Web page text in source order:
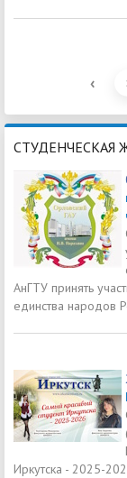
‹
СТУДЕНЧЕСКАЯ
АнГТУ принять
единства народов
Иркутска - 2025-